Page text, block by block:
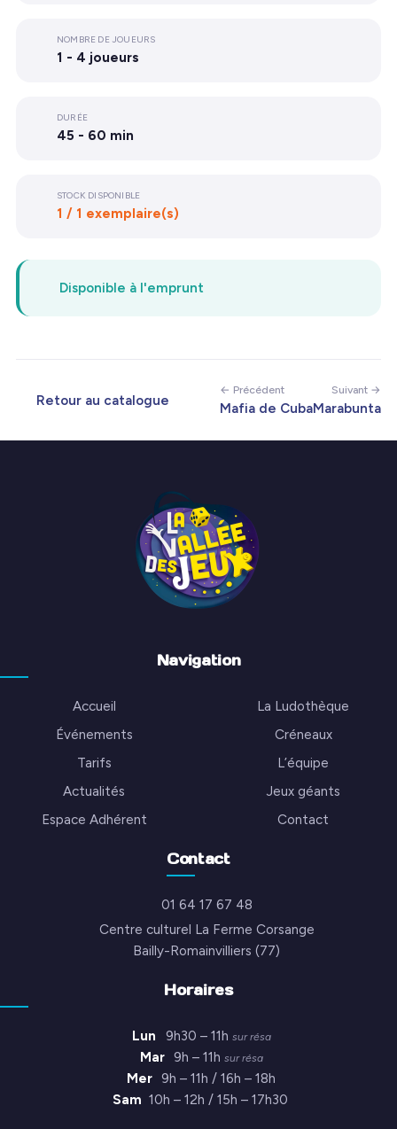
NOMBRE DE JOUEURS
1 - 4 joueurs
DURÉE
45 - 60 min
STOCK DISPONIBLE
1 / 1 exemplaire(s)
Disponible à l'emprunt
Retour au catalogue
← Précédent
Mafia de Cuba
Suivant →
Marabunta
Navigation
Accueil
La Ludothèque
Événements
Créneaux
Tarifs
L’équipe
Actualités
Jeux géants
Espace Adhérent
Contact
Contact
01 64 17 67 48
Centre culturel La Ferme Corsange
Bailly-Romainvilliers (77)
Horaires
Lun 9h30 – 11h sur résa
Mar 9h – 11h sur résa
Mer 9h – 11h / 16h – 18h
Sam 10h – 12h / 15h – 17h30